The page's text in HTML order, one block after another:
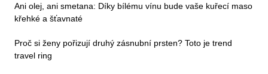
Ani olej, ani smetana: Díky bílému vínu bude vaše kuřecí maso
křehké a šťavnaté
Proč si ženy pořizují druhý zásnubní prsten? Toto je trend
travel ring